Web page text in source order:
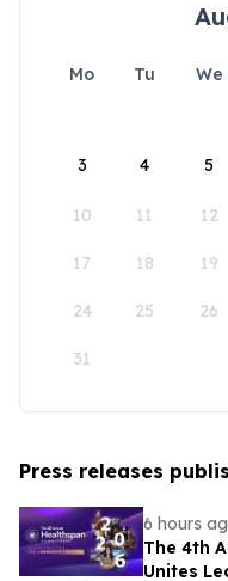
Mo Tu We
3 4 5
10 11 12
17 18 19
24 25 26
31
Press releases
6 hours
The 4th
Unites